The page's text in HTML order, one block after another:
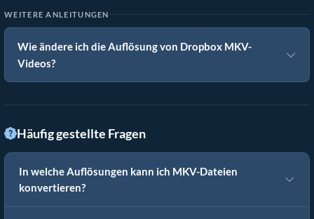
WEITERE ANLEITUNGEN
Wie ändere ich die Auflösung von Dropbox MKV-
Videos?
Häufig gestellte Fragen
In welche Auflösungen kann ich MKV-Dateien
konvertieren?